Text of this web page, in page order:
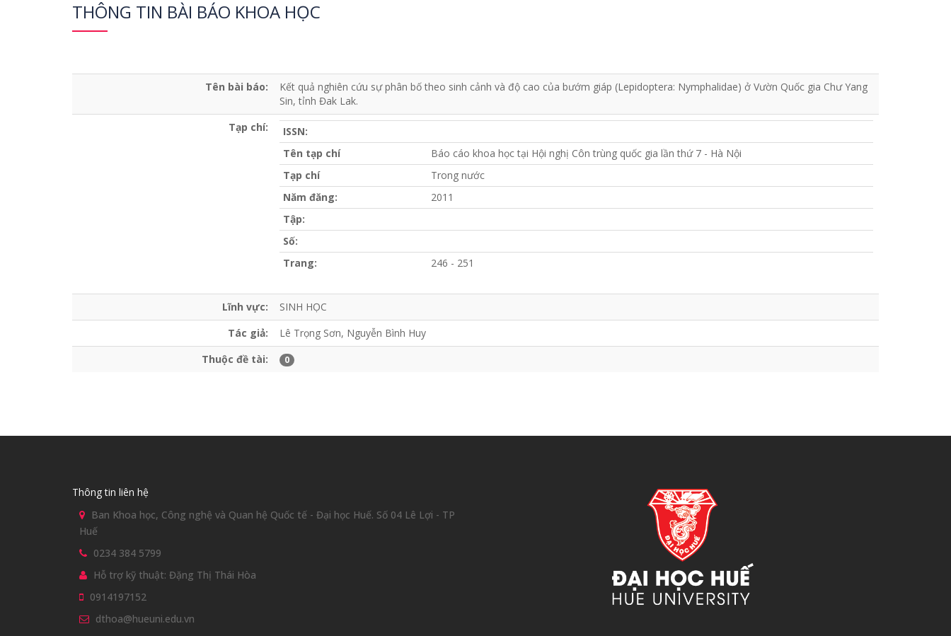
THÔNG TIN BÀI BÁO KHOA HỌC
Tên bài báo:
Kết quả nghiên cứu sự phân bố theo sinh cảnh và độ cao của bướm giáp (Lepidoptera: Nymphalidae) ở Vườn Quốc gia Chư Yang
Sin, tỉnh Đak Lak.
Tạp chí:
ISSN:
Tên tạp chí
Báo cáo khoa học tại Hội nghị Côn trùng quốc gia lần thứ 7 - Hà Nội
Tạp chí
Trong nước
Năm đăng:
2011
Tập:
Số:
Trang:
246 - 251
Lĩnh vực:
SINH HỌC
Tác giả:
Lê Trọng Sơn, Nguyễn Bình Huy
Thuộc đề tài:
0
Thông tin liên hệ
Ban Khoa học, Công nghệ và Quan hệ Quốc tế - Đại học Huế. Số 04 Lê Lợi - TP
Huế
0234 384 5799
Hỗ trợ kỹ thuật: Đặng Thị Thái Hòa
0914197152
dthoa@hueuni.edu.vn